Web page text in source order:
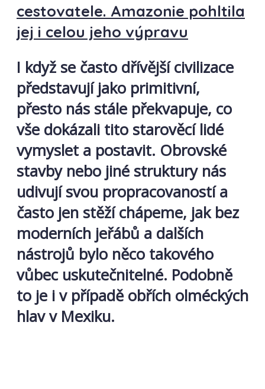
cestovatele. Amazonie pohltila
jej i celou jeho výpravu
I když se často dřívější civilizace
představují jako primitivní,
přesto nás stále překvapuje, co
vše dokázali tito starověcí lidé
vymyslet a postavit. Obrovské
stavby nebo jiné struktury nás
udivují svou propracovaností a
často jen stěží chápeme, jak bez
moderních jeřábů a dalších
nástrojů bylo něco takového
vůbec uskutečnitelné. Podobně
to je i v případě obřích olméckých
hlav v Mexiku.